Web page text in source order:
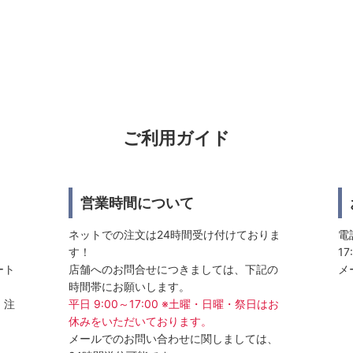
ご利用ガイド
注
営業時間について
ネットでの注文は24時間受け付けておりま
す！
店舗へのお問合せにつきましては、下記の
時間帯にお願いします。
平日 9:00～17:00 ※土曜・日曜・祭日はお
休みをいただいております。
メールでのお問い合わせに関しましては、
電